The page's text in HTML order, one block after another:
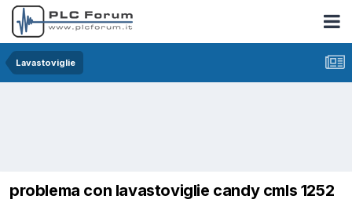
Lavastoviglie
problema con lavastoviglie candy cmls 1252